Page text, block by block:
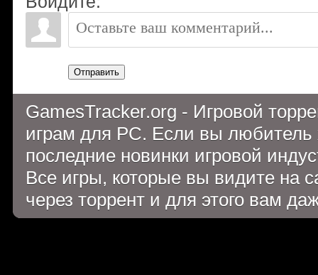
Отправить
GamesTracker.org - Игровой
играм для PC. Если вы
последние новинки игровой
Все игры, которые вы видите на
через торрент и для этого вам